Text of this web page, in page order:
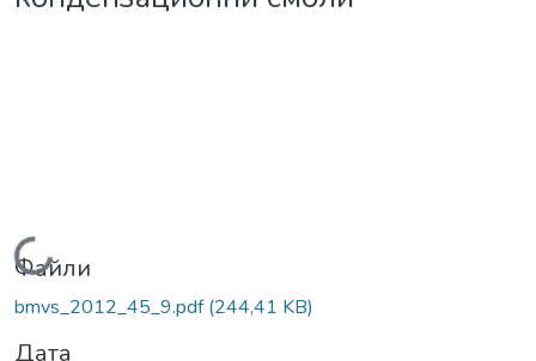
Вантажиться...
Файли
bmvs_2012_45_9.pdf(244,41 KB)
Дата